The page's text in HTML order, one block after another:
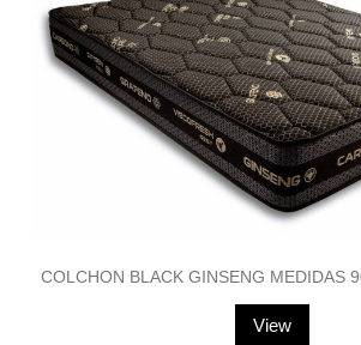
COLCHON BLACK GINSENG MEDIDAS
View